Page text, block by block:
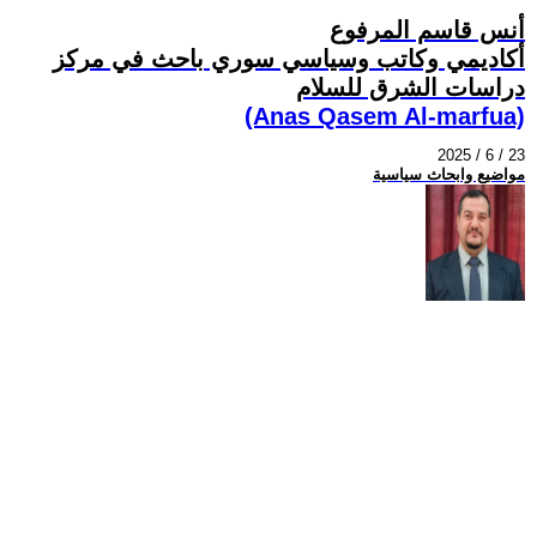
أنس قاسم المرفوع
أكاديمي وكاتب وسياسي سوري باحث في مركز
دراسات الشرق للسلام
(Anas Qasem Al-marfua)
2025 / 6 / 23
مواضيع وابحاث سياسية